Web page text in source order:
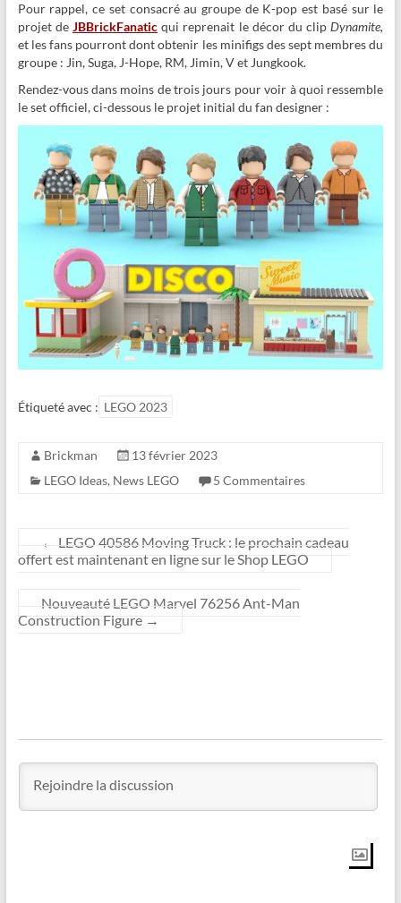
Pour rappel, ce set consacré au groupe de K-pop est basé sur le
projet deJBBrickFanatic qui reprenait le décor du clipDynamite,
et les fans pourront dont obtenir les minifigs des sept membres du
groupe : Jin, Suga, J-Hope, RM, Jimin, V et Jungkook.
Rendez-vous dans moins de trois jours pour voir à quoi ressemble
le set officiel, ci-dessous le projet initial du fan designer :
Étiqueté avec : LEGO 2023
Brickman
13 février 2023
LEGO Ideas, News LEGO 5 Commentaires
←
LEGO 40586 Moving Truck : le prochain cadeau
offert est maintenant en ligne sur le Shop LEGO
Nouveauté LEGO Marvel 76256 Ant-Man
Construction Figure →